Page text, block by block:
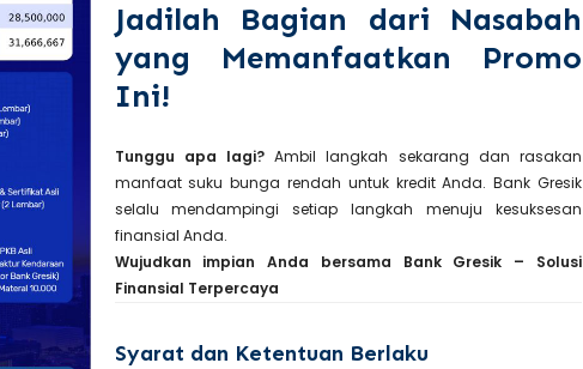
Jadilah Bagian dari Nasabah
yang Memanfaatkan Promo
Ini!
Tunggu apa lagi?Ambil langkah sekarang dan rasakan
manfaat suku bunga rendah untuk kredit Anda. Bank Gresik
selalu mendampingi setiap langkah menuju kesuksesan
finansial Anda.
Wujudkan impian Anda bersama Bank Gresik – Solusi
Finansial Terpercaya
Syarat dan Ketentuan Berlaku